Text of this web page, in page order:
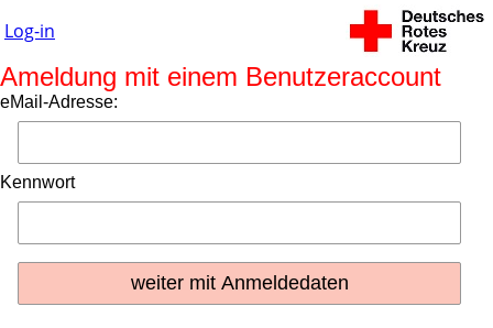
Log-in
Ameldung mit einem Benutzeraccount
eMail-Adresse:
Kennwort